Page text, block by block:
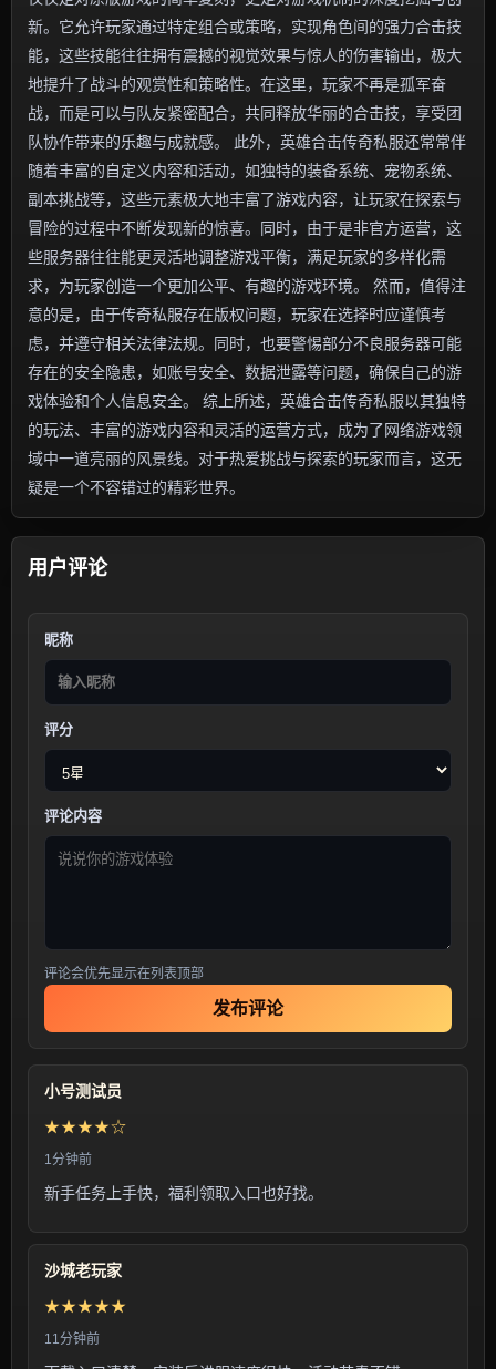
新。它允许玩家通过特定组合或策略，实现角色间的强力合击技
能，这些技能往往拥有震撼的视觉效果与惊人的伤害输出，极大
地提升了战斗的观赏性和策略性。在这里，玩家不再是孤军奋
战，而是可以与队友紧密配合，共同释放华丽的合击技，享受团
队协作带来的乐趣与成就感。 此外，英雄合击传奇私服还常常伴
随着丰富的自定义内容和活动，如独特的装备系统、宠物系统、
副本挑战等，这些元素极大地丰富了游戏内容，让玩家在探索与
冒险的过程中不断发现新的惊喜。同时，由于是非官方运营，这
些服务器往往能更灵活地调整游戏平衡，满足玩家的多样化需
求，为玩家创造一个更加公平、有趣的游戏环境。 然而，值得注
意的是，由于传奇私服存在版权问题，玩家在选择时应谨慎考
虑，并遵守相关法律法规。同时，也要警惕部分不良服务器可能
存在的安全隐患，如账号安全、数据泄露等问题，确保自己的游
戏体验和个人信息安全。 综上所述，英雄合击传奇私服以其独特
的玩法、丰富的游戏内容和灵活的运营方式，成为了网络游戏领
域中一道亮丽的风景线。对于热爱挑战与探索的玩家而言，这无
疑是一个不容错过的精彩世界。
用户评论
昵称
评分
评论内容
评论会优先显示在列表顶部
发布评论
小号测试员
★★★★☆
1分钟前
新手任务上手快，福利领取入口也好找。
沙城老玩家
★★★★★
11分钟前